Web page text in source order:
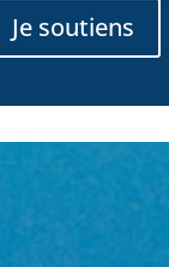
Je soutiens